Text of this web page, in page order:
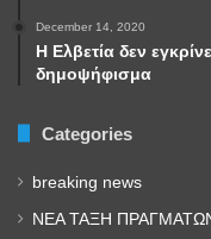
December 14, 2020
Η Ελβετία δεν
δημοψήφισμα
Categories
breaking news
NEA TAΞΗ